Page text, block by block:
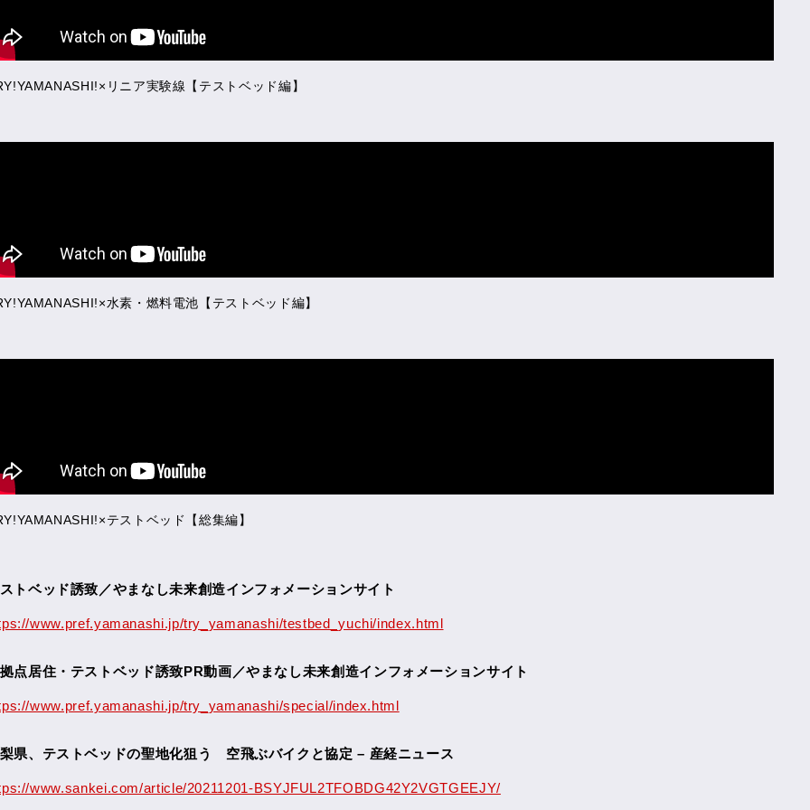
リニア実験線【テストベッド編】
水素・燃料電池【テストベッド編】
テストベッド【総集編】
トベッド誘致／やまなし未来創造インフォメーションサイト
www.pref.yamanashi.jp/try_yamanashi/testbed_yuchi/index.html
点居住・テストベッド誘致PR動画／やまなし未来創造インフォメーションサイト
www.pref.yamanashi.jp/try_yamanashi/special/index.html
県、テストベッドの聖地化狙う 空飛ぶバイクと協定 – 産経ニュース
www.sankei.com/article/20211201-BSYJFUL2TFOBDG42Y2VGTGEEJY/